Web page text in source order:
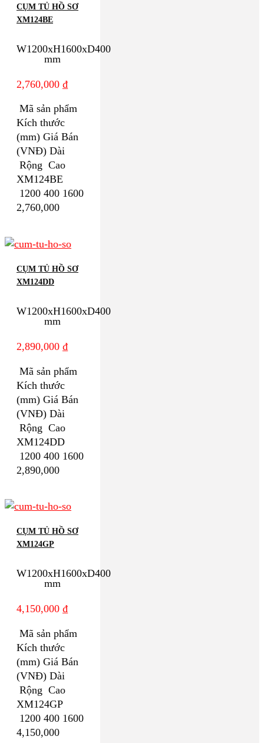
CỤM TỦ HỒ SƠ
XM124BE
W1200xH1600xD400
mm
2,760,000 ₫
Mã sản phẩm
Kích thước
(mm) Giá Bán
(VNĐ) Dài
Rộng Cao
XM124BE
1200 400 1600
2,760,000
CỤM TỦ HỒ SƠ
XM124DD
W1200xH1600xD400
mm
2,890,000 ₫
Mã sản phẩm
Kích thước
(mm) Giá Bán
(VNĐ) Dài
Rộng Cao
XM124DD
1200 400 1600
2,890,000
CỤM TỦ HỒ SƠ
XM124GP
W1200xH1600xD400
mm
4,150,000 ₫
Mã sản phẩm
Kích thước
(mm) Giá Bán
(VNĐ) Dài
Rộng Cao
XM124GP
1200 400 1600
4,150,000